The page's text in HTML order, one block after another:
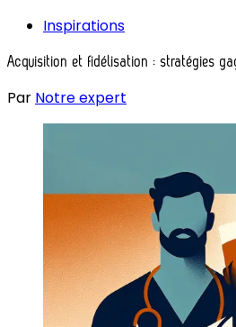
Inspirations
Acquisition et fidélisation : stratégies
Par Notre expert